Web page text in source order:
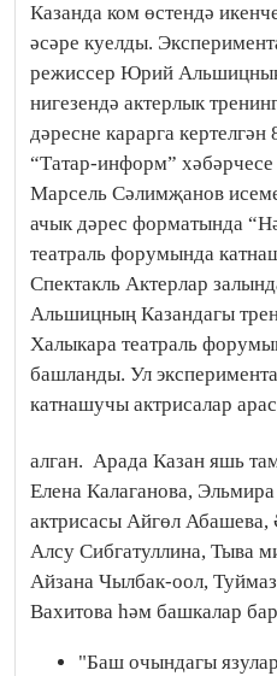
Казанда ком өстендә
әсәре куелды.
режиссер Юрий
нигезендә актерлык
дәресне карарга
“Татар-информ”
Марсель Сәлимҗанов
ачык дәрес форматында
театраль форумында
Спектакль Актерлар
Альшицның Казандагы
Халыкара театраль
башланды. Ул
катнашучы актрисалар
алган. Арада Казан яшь
Елена Калаганова,
актрисасы Айгөл Абашева,
Алсу Сибгатуллина, Тыва
Айзана Чылбак-оол,
Вахитова һәм башкалар
"Баш очындагы